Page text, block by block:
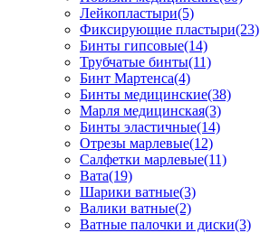
Лейкопластыри(5)
Фиксирующие пластыри(23)
Бинты гипсовые(14)
Трубчатые бинты(11)
Бинт Мартенса(4)
Бинты медицинские(38)
Марля медицинская(3)
Бинты эластичные(14)
Отрезы марлевые(12)
Салфетки марлевые(11)
Вата(19)
Шарики ватные(3)
Валики ватные(2)
Ватные палочки и диски(3)